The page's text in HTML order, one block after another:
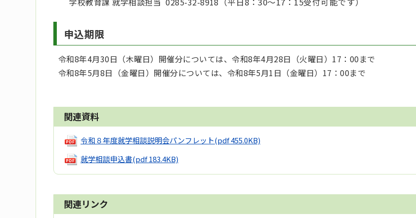
申込期限
令和8年4月30日 （木曜日）開催分については、令和8年4月28日（火曜日）17：00まで
令和8年5月8日 （金曜日）開催分については、 令和8年5月1日（金曜日）17：00まで
関連資料
令和８年度就学相談説明会パンフレット(pdf 455.0KB)
就学相談申込書(pdf 183.4KB)
関連リンク